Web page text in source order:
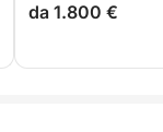
da 1.800 €